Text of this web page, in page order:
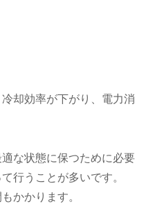
却効率が下がり、電力消
な状態に保つために必要
行うことが多いです。
かかります。